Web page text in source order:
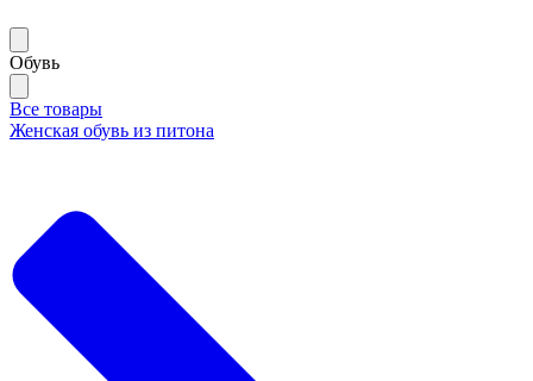
Обувь
Все товары
Женская обувь из питона